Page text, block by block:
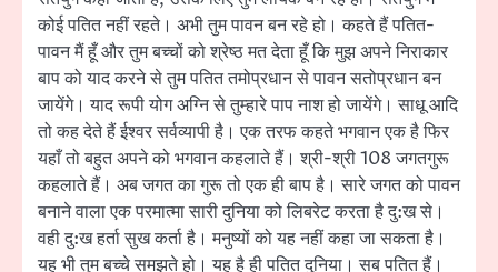
कोई पतित नहीं रहते। अभी तुम पावन बन रहे हो। कहते हैं पतित-
पावन मैं हूँ और तुम बच्चों को श्रेष्ठ मत देता हूँ कि मुझ अपने निराकार
बाप को याद करने से तुम पतित तमोप्रधान से पावन सतोप्रधान बन
जायेंगे। याद रूपी योग अग्नि से तुम्हारे पाप नाश हो जायेंगे। साधू आदि
तो कह देते हैं ईश्वर सर्वव्यापी है। एक तरफ कहते भगवान एक है फिर
यहाँ तो बहुत अपने को भगवान कहलाते हैं। श्री-श्री 108 जगतगुरू
कहलाते हैं। अब जगत का गुरू तो एक ही बाप है। सारे जगत को पावन
बनाने वाला एक परमात्मा सारी दुनिया को लिबरेट करता है दु:ख से।
वही दु:ख हर्ता सुख कर्ता है। मनुष्यों को यह नहीं कहा जा सकता है।
यह भी तुम बच्चे समझते हो। यह है ही पतित दुनिया। सब पतित हैं।